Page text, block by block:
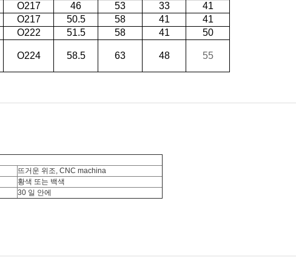
O217 46 53 33
41
O217 50.5 58 41
41
O222 51.5 58 41 50
O224 58.5 63 48 55
뜨거운 위조, CNC machina
황색 또는 백색
30 일 안에